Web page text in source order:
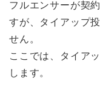
フルエンサーが契
すが、タイアップ
せん。
ここでは、タイア
します。